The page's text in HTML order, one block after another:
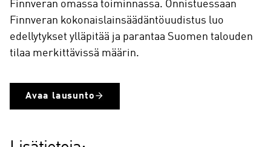
Finnveran omassa toiminnassa. Onnistuessaan
Finnveran kokonaislainsäädäntöuudistus luo
edellytykset ylläpitää ja parantaa Suomen talouden
tilaa merkittävissä määrin.
Avaa lausunto